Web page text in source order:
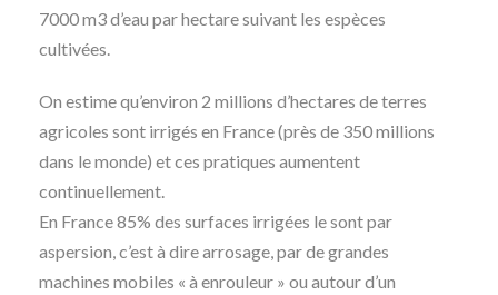
7000 m3 d’eau par hectare suivant les espèces
cultivées.
On estime qu’environ 2 millions d’hectares de terres
agricoles sont irrigés en France (près de 350 millions
dans le monde) et ces pratiques aumentent
continuellement.
En France 85% des surfaces irrigées le sont par
aspersion, c’est à dire arrosage, par de grandes
machines mobiles « à enrouleur » ou autour d’un